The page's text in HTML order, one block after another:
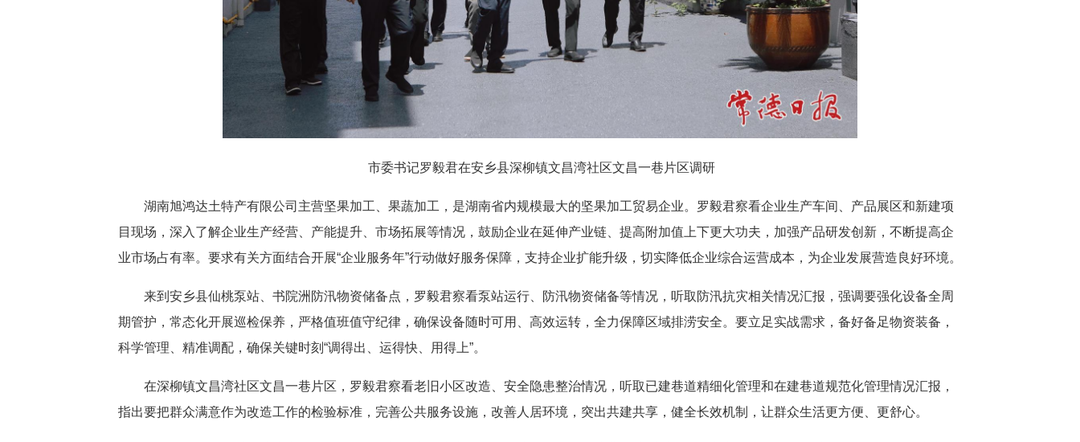
市委书记罗毅君在安乡县深柳镇文昌湾社区文昌一巷片区调研
湖南旭鸿达土特产有限公司主营坚果加工、果蔬加工，是湖南省内规模最大的坚果加工贸易企业。罗毅君察看企业生产车间、产品展区和新建项
目现场，深入了解企业生产经营、产能提升、市场拓展等情况，鼓励企业在延伸产业链、提高附加值上下更大功夫，加强产品研发创新，不断提高企
业市场占有率。要求有关方面结合开展“企业服务年”行动做好服务保障，支持企业扩能升级，切实降低企业综合运营成本，为企业发展营造良好环境。
来到安乡县仙桃泵站、书院洲防汛物资储备点，罗毅君察看泵站运行、防汛物资储备等情况，听取防汛抗灾相关情况汇报，强调要强化设备全周
期管护，常态化开展巡检保养，严格值班值守纪律，确保设备随时可用、高效运转，全力保障区域排涝安全。要立足实战需求，备好备足物资装备，
科学管理、精准调配，确保关键时刻“调得出、运得快、用得上”。
在深柳镇文昌湾社区文昌一巷片区，罗毅君察看老旧小区改造、安全隐患整治情况，听取已建巷道精细化管理和在建巷道规范化管理情况汇报，
指出要把群众满意作为改造工作的检验标准，完善公共服务设施，改善人居环境，突出共建共享，健全长效机制，让群众生活更方便、更舒心。